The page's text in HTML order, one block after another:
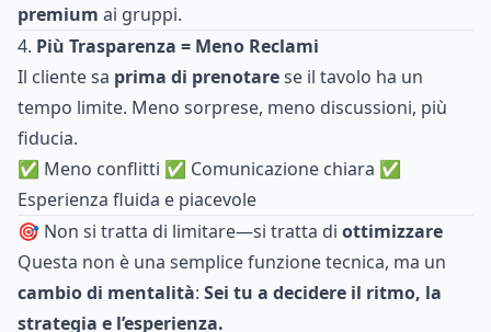
premium ai gruppi.
4. Più Trasparenza = Meno Reclami
Il cliente sa prima di prenotarese il tavolo ha un
tempo limite. Meno sorprese, meno discussioni, più
fiducia.
✅ Meno conflitti ✅ Comunicazione chiara ✅
Esperienza fluida e piacevole
🎯 Non si tratta di limitare—si tratta di ottimizzare
Questa non è una semplice funzione tecnica, ma un
cambio di mentalità: Sei tu a decidere il ritmo, la
strategia e l’esperienza.